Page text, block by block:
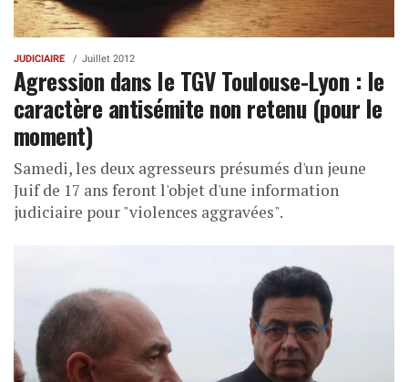
JUDICIAIRE Juillet 2012
Agression dans le TGV Toulouse-Lyon : le
caractère antisémite non retenu (pour le
moment)
Samedi, les deux agresseurs présumés d'un jeune
Juif de 17 ans feront l'objet d'une information
judiciaire pour "violences aggravées".